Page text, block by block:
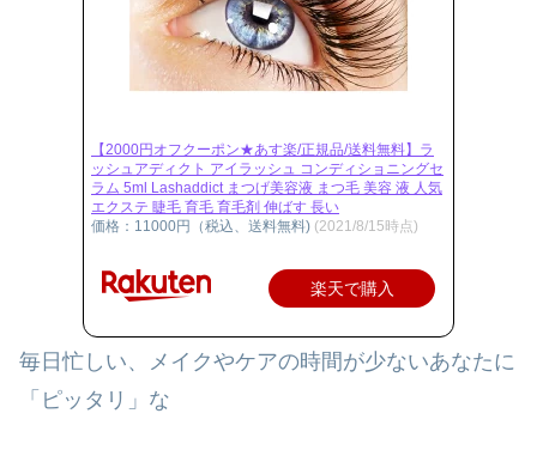
【2000円オフクーポン★あす楽/正規品/送料無料】ラ
ッシュアディクト アイラッシュ コンディショニングセ
ラム 5ml Lashaddict まつげ美容液 まつ毛 美容 液 人気
エクステ 睫毛 育毛 育毛剤 伸ばす 長い
価格：11000円（税込、送料無料) (2021/8/15時点)
楽天で購入
毎日忙しい、メイクやケアの時間が少ないあなたに
「ピッタリ」な